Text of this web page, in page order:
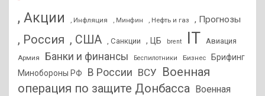
, Акции , Инфляция , Минфин , Нефть и газ , Прогнозы
, Россия , США , Санкции , ЦБ brent IT Авиация
Армия Банки и финансы Беспилотники Бизнес
Брифинг
Минобороны РФ
В России ВСУ Военная
операция по защите Донбасса Военная